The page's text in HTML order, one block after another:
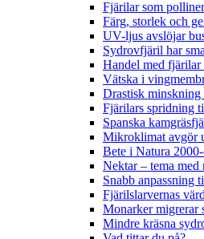
Fjärilar som
Färg, storlek och
UV-ljus avslöjar
Sydrovfjäril har
Handel med
Vätska i
Drastisk minskning
Fjärilars spridning
Spanska
Mikroklimat avgör
Bete i Natura
Nektar – tema med
Snabb anpassning
Fjärilslarvernas
Monarker migrerar
Mindre kräsna